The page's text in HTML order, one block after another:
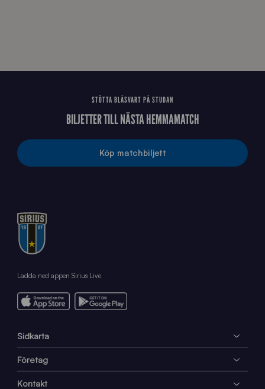
STÖTTA BLÅSVART PÅ STUDAN
BILJETTER TILL NÄSTA HEMMAMATCH
Köp matchbiljett
Ladda ned appen Sirius Live
Sidkarta
Företag
Kontakt